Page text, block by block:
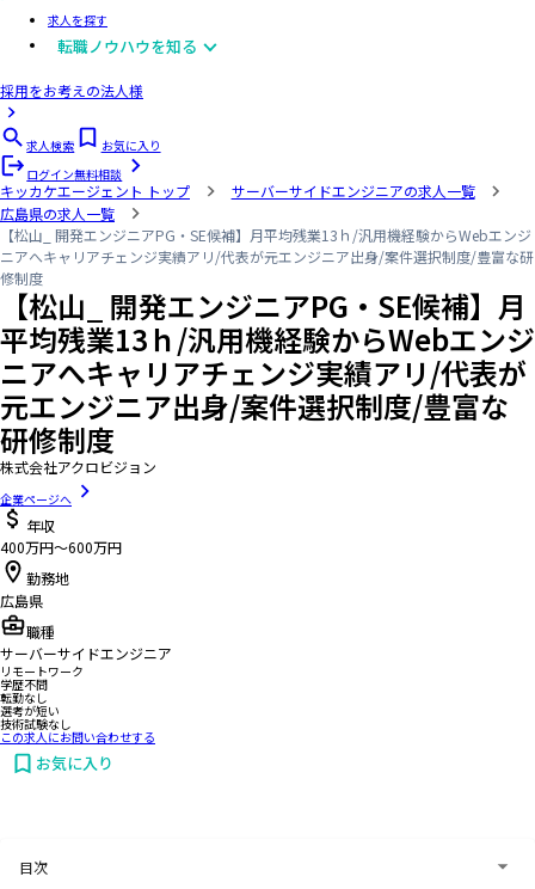
求人を探す
転職ノウハウを知る
採用をお考えの法人様
求人検索
お気に入り
ログイン無料相談
キッカケエージェント トップ
サーバーサイドエンジニアの求人一覧
広島県の求人一覧
【松山_ 開発エンジニアPG・SE候補】月平均残業13ｈ/汎用機経験からWebエンジ
ニアへキャリアチェンジ実績アリ/代表が元エンジニア出身/案件選択制度/豊富な研
修制度
【松山_ 開発エンジニアPG・SE候補】月
平均残業13ｈ/汎用機経験からWebエンジ
ニアへキャリアチェンジ実績アリ/代表が
元エンジニア出身/案件選択制度/豊富な
研修制度
株式会社アクロビジョン
企業ページへ
年収
400万円〜600万円
勤務地
広島県
職種
サーバーサイドエンジニア
リモートワーク
学歴不問
転勤なし
選考が短い
技術試験なし
この求人にお問い合わせする
お気に入り
目次